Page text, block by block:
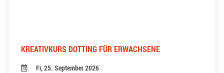
KREATIVKURS DOTTING FÜR ERWACHSENE
Fr, 25. September 2026